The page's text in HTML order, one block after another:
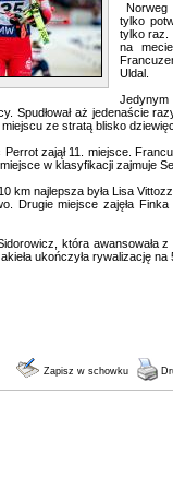
Norweg
tylko
tylko raz.
na
Uldal.
Spudłował aż jedenaście
ze stratą blisko
zajął 11. miejsce.
w klasyfikacji zajmuje
km najlepsza była Lisa
Drugie miejsce zajęła
która awansowała
ukończyła rywalizację na
Zapisz w schowku